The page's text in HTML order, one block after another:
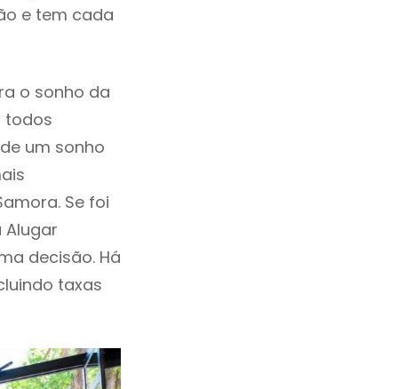
e tem cada
o sonho da
todos
um sonho
Se foi
Alugar
decisão. Há
taxas